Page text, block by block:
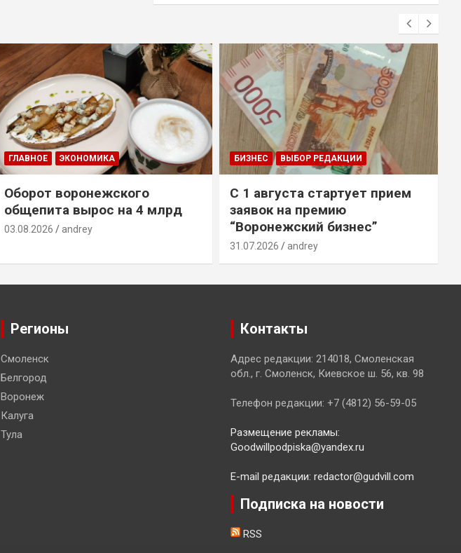
ГЛАВНОЕ ЭКОНОМИКА
Оборот воронежского
общепита вырос на 4 млрд
03.08.2026 andrey
БИЗНЕС ВЫБОР РЕДАКЦИИ
С 1 августа стартует прием
заявок на премию
“Воронежский бизнес”
31.07.2026 andrey
Регионы
Смоленск
Белгород
Воронеж
Калуга
Тула
Контакты
Адрес редакции: 214018, Смоленская
обл., г. Смоленск, Киевское ш. 56, кв. 98
Телефон редакции: +7 (4812) 56-59-05
Размещение рекламы:
Goodwillpodpiska@yandex.ru
E-mail редакции: redactor@gudvill.com
Подписка на новости
RSS